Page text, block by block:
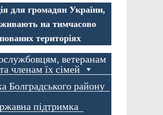
для громадян України,
на тимчасово
територіях
ветеранам
членам їх сімей
Болградського району
підтримка